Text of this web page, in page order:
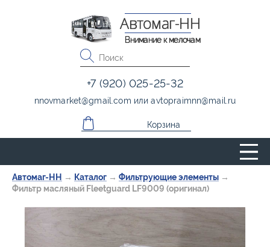
Автомаг-НН → Каталог → Фильтрующие элементы →
Фильтр масляный Fleetguard LF9009 (оригинал)
Автомаг-НН
Внимание к мелочам
+7 (920) 025-25-32
nnovmarket@gmail.com илиavtopraimnn@mail.ru
Корзина